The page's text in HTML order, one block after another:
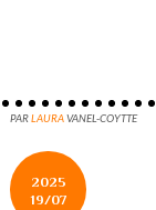
PARLAURAVANEL-COYTTE
2025
19/07